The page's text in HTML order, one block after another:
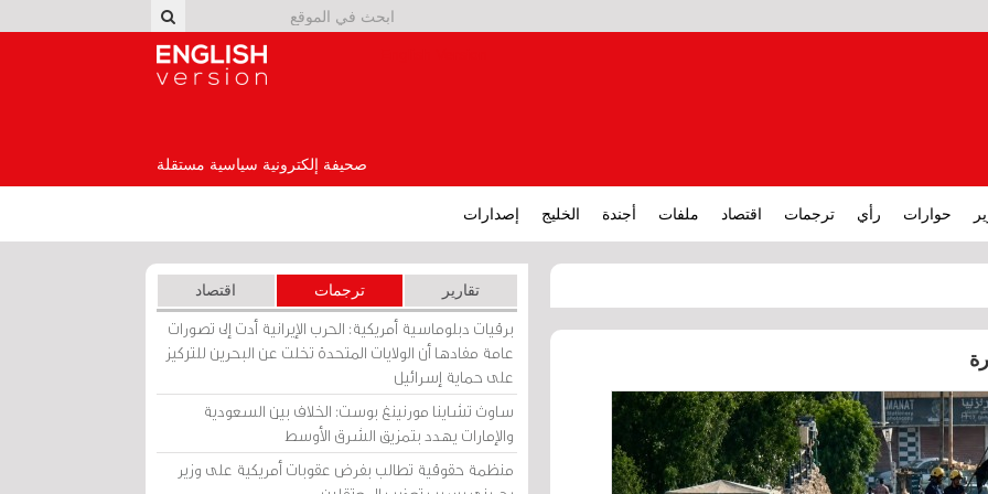
صحيفة إلكترونية سياسية مستقلة
حوارات رأي ترجمات اقتصاد ملفات أجندة الخليج إصدارات
تقارير ترجمات اقتصاد
برقيات دبلوماسية أمريكية: الحرب الإيرانية أدت إلى تصورات
عامة مفادها أن الولايات المتحدة تخلت عن البحرين للتركيز
على حماية إسرائيل
ساوث تشاينا مورنينغ بوست: الخلاف بين السعودية
والإمارات يهدد بتمزيق الشرق الأوسط
منظمة حقوقية تطالب بفرض عقوبات أمريكية على وزير